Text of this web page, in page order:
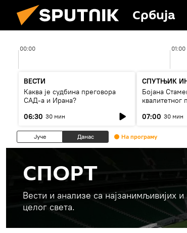
Србија
00:00 01:00
ВЕСТИ
Каква је судбина преговора
САД-а и Ирана?
06:30 30 мин
СПУТЊИК
Бојана
квалитетног
07:00 30 мин
Јуче Данас На програму
СПОРТ
Вести и анализе са најзанимљивијих
целог света.